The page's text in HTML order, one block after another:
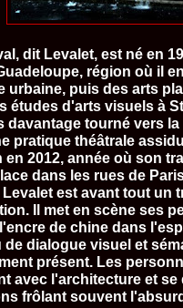
dit Levalet, est né en
région où il
urbaine, puis des arts
études d'arts visuels à
davantage tourné vers la
pratique théâtrale
en 2012, année où son
dans les rues de
est avant tout un
Il met en scène ses
de chine dans
de dialogue visuel et
présent. Les
avec l'architecture et
frôlant souvent